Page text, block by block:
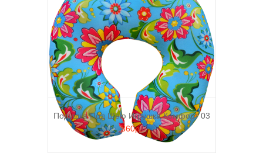
Подушка Под Шею Игрушка Комфорт 03
360р.